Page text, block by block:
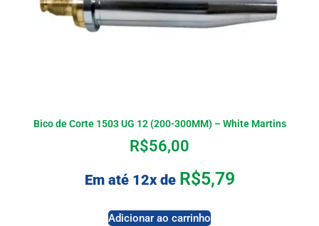
Bico de Corte 1503 UG 12 (200-300MM) – White Martins
R$56,00
Em até 12x de R$5,79
Adicionar ao carrinho